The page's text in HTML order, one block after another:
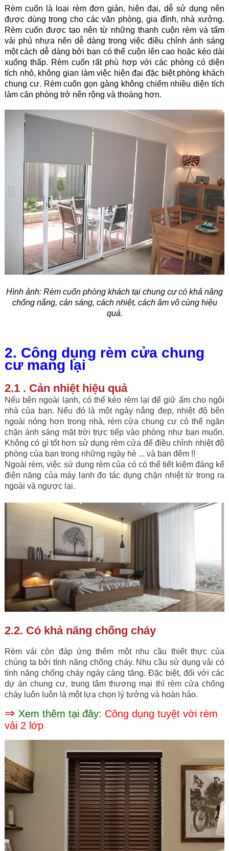
Rèm cuốn là loại rèm đơn giản, hiện đại, dễ sử dụng nên
được dùng trong cho các văn phòng, gia đình, nhà xưởng.
Rèm cuốn được tạo nên từ những thanh cuộn rèm và tấm
vải phủ nhựa nên dễ dàng trong việc điều chỉnh ánh sáng
một cách dễ dàng bởi bạn có thể cuộn lên cao hoặc kéo dài
xuống thấp. Rèm cuốn rất phù hợp với các phòng có diện
tích nhỏ, không gian làm việc hiện đại đặc biệt phòng khách
chung cư. Rèm cuốn gọn gàng không chiếm nhiều diện tích
làm căn phòng trở nên rộng và thoáng hơn.
Hình ảnh: Rèm cuốn phòng khách tại chung cư có khả năng
chống nắng, cản sáng, cách nhiệt, cách âm vô cùng hiệu
quả.
2. Công dụng rèm cửa chung
cư mang lại
2.1 . Cản nhiệt hiệu quả
Nếu bên ngoài lạnh, có thể kéo rèm lại để giữ ấm cho ngôi
nhà của bạn. Nếu đó là một ngày nắng đẹp, nhiệt độ bên
ngoài nóng hơn trong nhà, rèm cửa chung cư có thể ngăn
chặn ánh sáng mặt trời trực tiếp vào phòng như bạn muốn.
Không có gì tốt hơn sử dụng rèm cửa để điều chỉnh nhiệt độ
phòng của bạn trong những ngày hè ... và ban đêm !!
Ngoài rèm, việc sử dụng rèm của có có thể tiết kiệm đáng kể
điện năng của máy lạnh đo tác dụng chặn nhiệt từ trong ra
ngoài và ngược lại.
2.2. Có khả năng chống cháy
Rèm vải còn đáp ứng thêm một nhu cầu thiết thực của
chúng ta bởi tính năng chống cháy. Nhu cầu sử dụng vải có
tính năng chống cháy ngày càng tăng. Đặc biệt, đối với các
dự án chung cư, trung tâm thương mại thì rèm cửa chống
cháy luôn luôn là một lựa chọn lý tưởng và hoàn hảo.
⇒ Xem thêm tại đây: Công dụng tuyệt vời rèm
vải 2 lớp